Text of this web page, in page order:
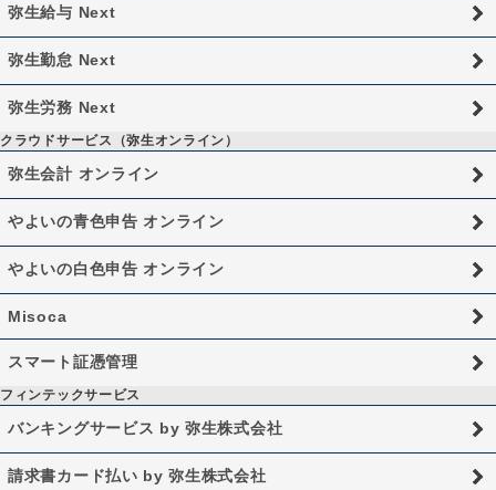
弥生給与 Next
弥生勤怠 Next
弥生労務 Next
クラウドサービス（弥生オンライン）
弥生会計 オンライン
やよいの青色申告 オンライン
やよいの白色申告 オンライン
Misoca
スマート証憑管理
フィンテックサービス
バンキングサービス by 弥生株式会社
請求書カード払い by 弥生株式会社